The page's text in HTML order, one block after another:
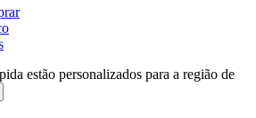
estão personalizados para a região de